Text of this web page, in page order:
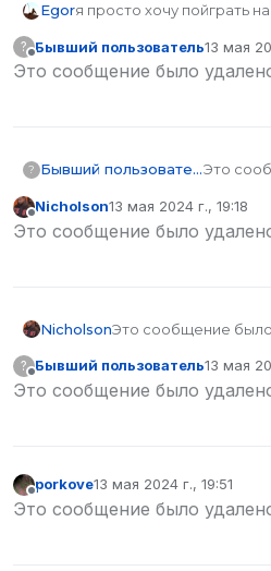
Egorя просто хочу пойграть
?
Не в сети
Бывший пользователь13 мая
Это сообщение было
? Бывший пользовательЭто
Не в сети
Nicholson13 мая 2024 г., 19:18
отредактировано
Это сообщение было
NicholsonЭто сообщение
?
Не в сети
Бывший пользователь13 мая
Это сообщение было
Не в сети
porkove13 мая 2024 г., 19:51
отредактировано
Это сообщение было